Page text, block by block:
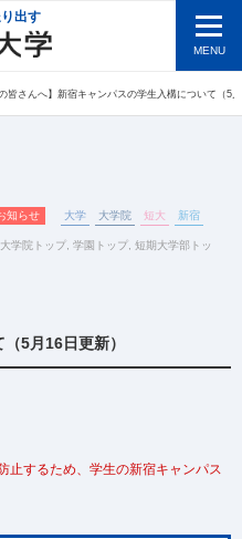
出す
MENU
皆さんへ】新宿キャンパスの学生入構について（5月16日
知らせ 大学 大学院 短大 新宿
大学院トップ 学園トップ 短期大学部トッ
5月16日更新）
止するため、学生の新宿キャンパス